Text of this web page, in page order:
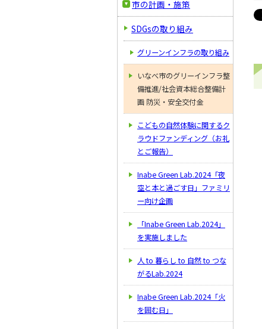
市の計画・施策
SDGsの取り組み
グリーンインフラの取り組み
いなべ市のグリーインフラ整
備推進/社会資本総合整備計
画 防災・安全交付金
こどもの自然体験に関するク
ラウドファンディング（お礼
とご報告）
Inabe Green Lab.2024「夜
空と本と過ごす日」ファミリ
ー向け企画
「Inabe Green Lab.2024」
を実施しました
人 to 暮らし to 自然 to つな
がるLab.2024
Inabe Green Lab.2024「火
を囲む日」